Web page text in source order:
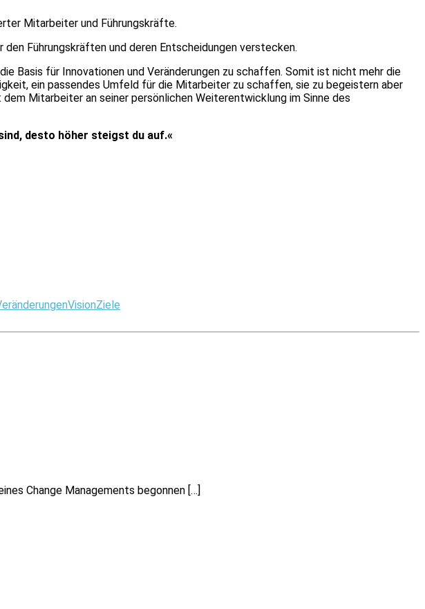
Mitarbeiter und Führungskräfte.
Führungskräften und deren Entscheidungen verstecken.
Basis für Innovationen und Veränderungen zu schaffen. Somit ist nicht mehr die
ein passendes Umfeld für die Mitarbeiter zu schaffen, sie zu begeistern aber
Mitarbeiter an seiner persönlichen Weiterentwicklung im Sinne des
desto höher steigst du auf.«
VisionZiele
Change Managements begonnen […]